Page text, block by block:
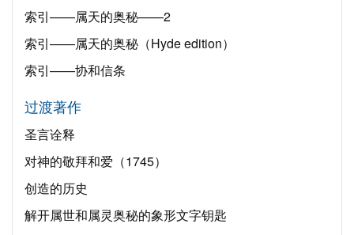
索引——属天的奥秘——2
索引——属天的奥秘（Hyde edition）
索引——协和信条
过渡著作
圣言诠释
对神的敬拜和爱（1745）
创造的历史
解开属世和属灵奥秘的象形文字钥匙